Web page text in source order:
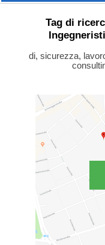
Tag di
di, sicurezza,